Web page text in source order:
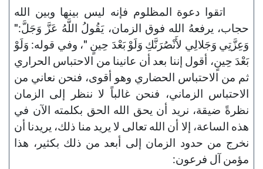
اتقوا دعوة المظلوم فإنه ليس بينها وبين الله
حجاب، يرفعهُ الله فوق الزمان، يَقُولُ اللَّهُ عَزَّ وَجَلَّ:"
وَعِزَّتِي وَجَلالِي لأَنْصُرَنَّكِ وَلَوْ بَعْدَ حِينٍ "، وفي قوله: وَلَوْ
بَعْدَ حِينٍ، أقول إننا بعد أن عانينا من الاحتباس الحراري
ثم من الاحتباس الحضاري وهو أقوى، فنحن نعاني من
الاحتباس الزماني، فنحن غالباً لا ننظر إلى الزمان
نظرةً ضيقة، نريد أن يحق الله الحق بكلمته الآن في
هذه الساعة، إلا أن الله تعالى لا يريد منا ذلك، يريدنا أن
نخرج من حدود الزمان إلى أبعد من ذلك بكثير، هذا
مؤمن آل فرعون: